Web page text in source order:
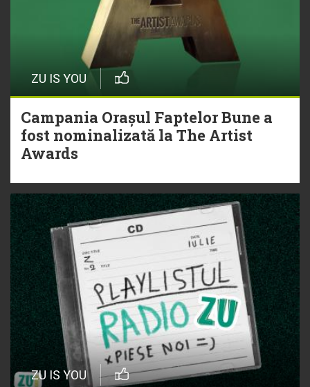
ZU IS YOU
Campania Orașul Faptelor Bune a
fost nominalizată la The Artist
Awards
ZU IS YOU